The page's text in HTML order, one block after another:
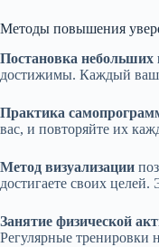
Методы повышения
Постановка небольших
достижимы. Каждый ваш
Практика
вас, и повторяйте их
Метод визуализации
достигаете своих
Занятие физической
Регулярные тренировки